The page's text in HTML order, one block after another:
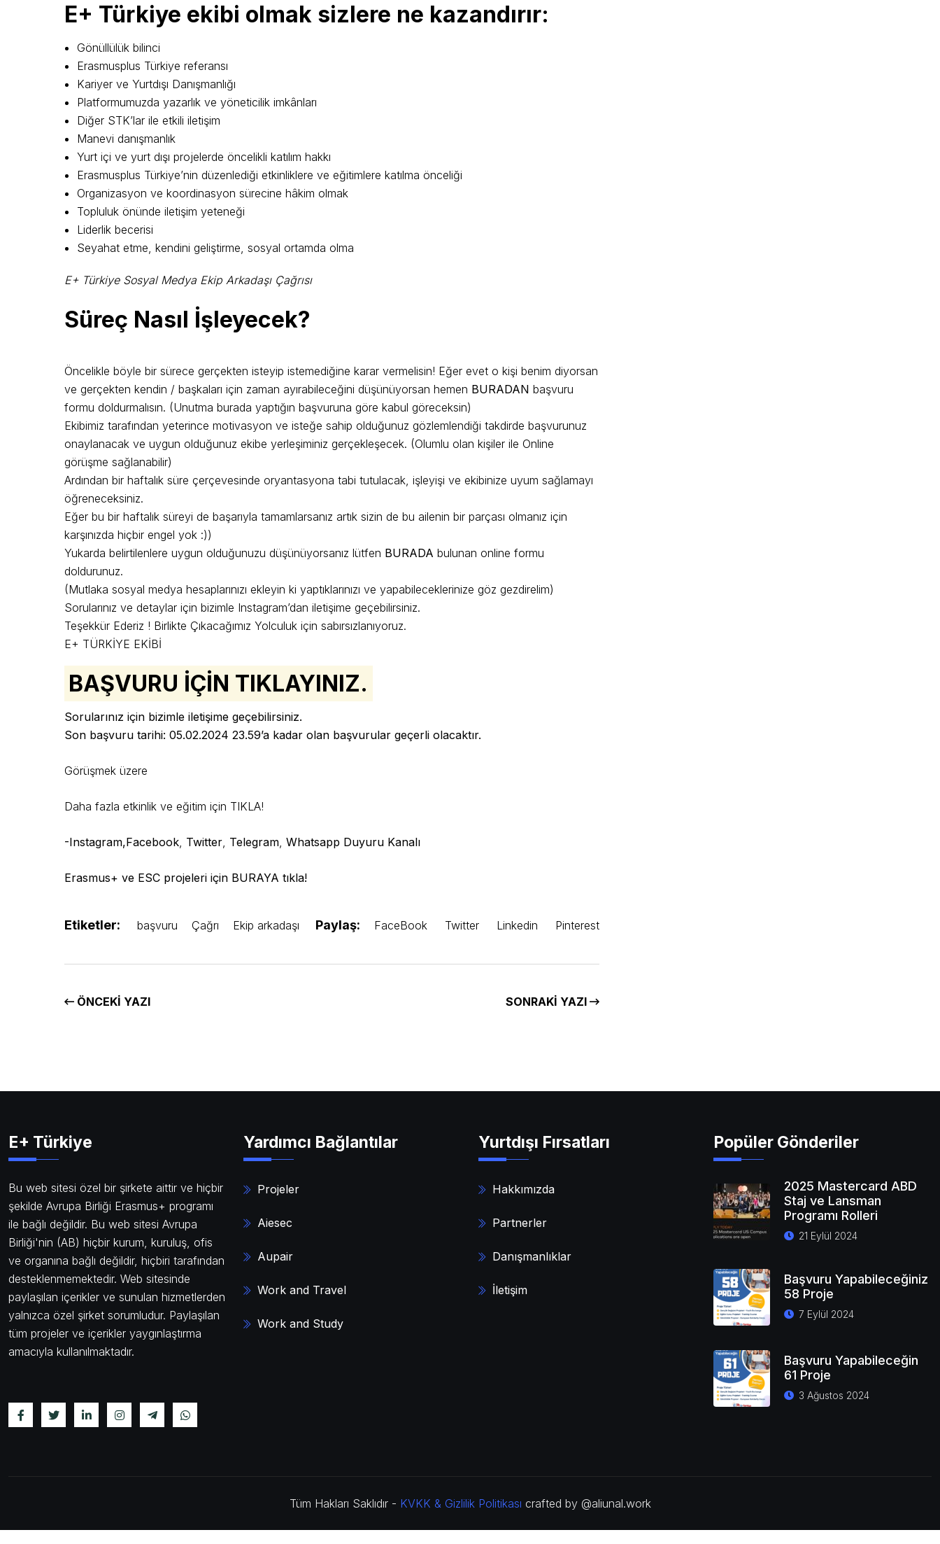
E+ Türkiye ekibi olmak sizlere ne kazandırır:
Gönüllülük bilinci
Erasmusplus Türkiye referansı
Kariyer ve Yurtdışı Danışmanlığı
Platformumuzda yazarlık ve yöneticilik imkânları
Diğer STK’lar ile etkili iletişim
Manevi danışmanlık
Yurt içi ve yurt dışı projelerde öncelikli katılım hakkı
Erasmusplus Türkiye’nin düzenlediği etkinliklere ve eğitimlere katılma önceliği
Organizasyon ve koordinasyon sürecine hâkim olmak
Topluluk önünde iletişim yeteneği
Liderlik becerisi
Seyahat etme, kendini geliştirme, sosyal ortamda olma
E+ Türkiye Sosyal Medya Ekip Arkadaşı Çağrısı
Süreç Nasıl İşleyecek?
Öncelikle böyle bir sürece gerçekten isteyip istemediğine karar vermelisin! Eğer evet o kişi benim diyorsan
ve gerçekten kendin / başkaları için zaman ayırabileceğini düşünüyorsan hemen BURADAN başvuru
formu doldurmalısın. (Unutma burada yaptığın başvuruna göre kabul göreceksin)
Ekibimiz tarafından yeterince motivasyon ve isteğe sahip olduğunuz gözlemlendiği takdirde başvurunuz
onaylanacak ve uygun olduğunuz ekibe yerleşiminiz gerçekleşecek. (Olumlu olan kişiler ile Online
görüşme sağlanabilir)
Ardından bir haftalık süre çerçevesinde oryantasyona tabi tutulacak, işleyişi ve ekibinize uyum sağlamayı
öğreneceksiniz.
Eğer bu bir haftalık süreyi de başarıyla tamamlarsanız artık sizin de bu ailenin bir parçası olmanız için
karşınızda hiçbir engel yok :))
Yukarda belirtilenlere uygun olduğunuzu düşünüyorsanız lütfen BURADA bulunan online formu
doldurunuz.
(Mutlaka sosyal medya hesaplarınızı ekleyin ki yaptıklarınızı ve yapabileceklerinize göz gezdirelim)
Sorularınız ve detaylar için bizimle Instagram’dan iletişime geçebilirsiniz.
Teşekkür Ederiz ! Birlikte Çıkacağımız Yolculuk için sabırsızlanıyoruz.
E+ TÜRKİYE EKİBİ
BAŞVURU İÇİN TIKLAYINIZ.
Sorularınız için bizimle iletişime geçebilirsiniz.
Son başvuru tarihi: 05.02.2024 23.59’a kadar olan başvurular geçerli olacaktır.
Görüşmek üzere
Daha fazla etkinlik ve eğitim için TIKLA!
-Instagram,Facebook, Twitter, Telegram, Whatsapp Duyuru Kanalı
Erasmus+ ve ESC projeleri için BURAYA tıkla!
Etiketler: başvuru Çağrı Ekip arkadaşı Paylaş: FaceBook Twitter Linkedin Pinterest
ÖNCEKI YAZI SONRAKI YAZI
E+ Türkiye
Bu web sitesi özel bir şirkete aittir ve hiçbir
şekilde Avrupa Birliği Erasmus+ programı
ile bağlı değildir. Bu web sitesi Avrupa
Birliği'nin (AB) hiçbir kurum, kuruluş, ofis
ve organına bağlı değildir, hiçbiri tarafından
desteklenmemektedir. Web sitesinde
paylaşılan içerikler ve sunulan hizmetlerden
yalnızca özel şirket sorumludur. Paylaşılan
tüm projeler ve içerikler yaygınlaştırma
amacıyla kullanılmaktadır.
Yardımcı Bağlantılar
Projeler
Aiesec
Aupair
Work and Travel
Work and Study
Yurtdışı Fırsatları
Hakkımızda
Partnerler
Danışmanlıklar
İletişim
Popüler Gönderiler
2025 Mastercard ABD
Staj ve Lansman
Programı Rolleri
21 Eylül 2024
Başvuru Yapabileceğiniz
58 Proje
7 Eylül 2024
Başvuru Yapabileceğin
61 Proje
3 Ağustos 2024
Tüm Hakları Saklıdır - KVKK & Gizlilik Politikası crafted by @aliunal.work